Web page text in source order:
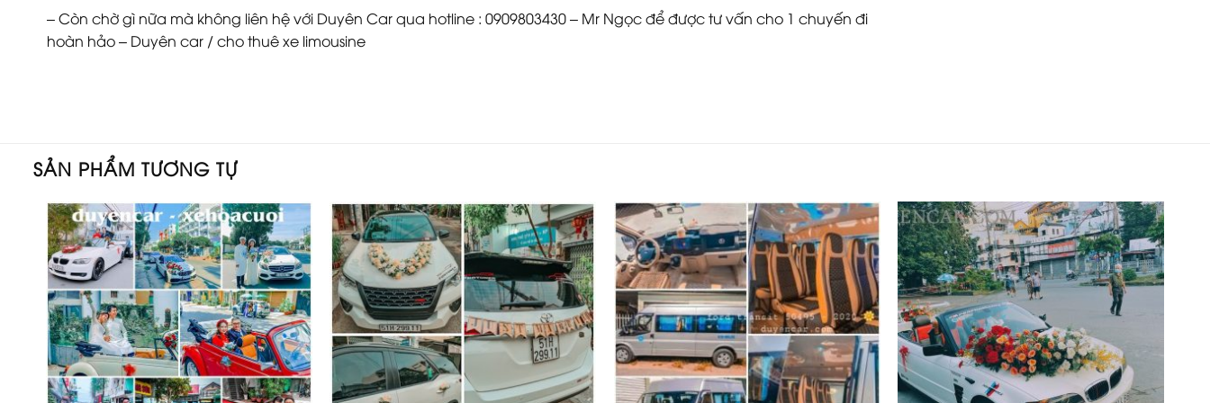
– Còn chờ gì nữa mà không liên hệ với Duyên Car qua hotline : 0909803430 – Mr Ngọc để được tư vấn cho 1 chuyến đi
hoàn hảo – Duyên car / cho thuê xe limousine
SẢN PHẨM TƯƠNG TỰ